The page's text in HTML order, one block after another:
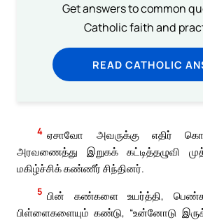
Get answers to common
Catholic faith and
READ CATHOLIC
4 ஏசாவோ அவருக்கு எதிர்
அரவணைத்து இறுகக் கட்டித்தழுவி
மகிழ்ச்சிக் கண்ணீர் சிந்தினர்.
5 பின் கண்களை உயர்த்தி,
பிள்ளைகளையும் கண்டு, “உன்னோடு